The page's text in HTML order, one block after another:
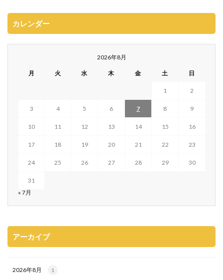
カレンダー
2026年8月
月 火 水 木 金 土 日
1 2
3 4 5 6 7 8 9
10 11 12 13 14 15 16
17 18 19 20 21 22 23
24 25 26 27 28 29 30
31
« 7月
アーカイブ
2026年8月 1